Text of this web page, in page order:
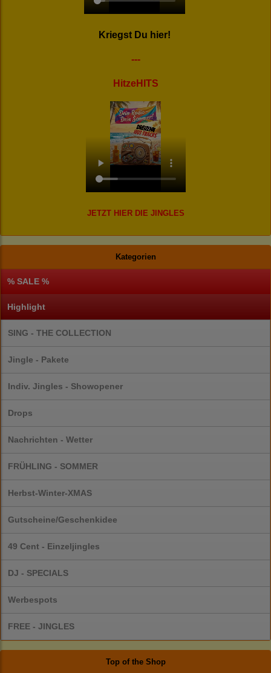
Kriegst Du hier!
---
HitzeHITS
JETZT HIER DIE JINGLES
Kategorien
% SALE %
Highlight
SING - THE COLLECTION
Jingle - Pakete
Indiv. Jingles - Showopener
Drops
Nachrichten - Wetter
FRÜHLING - SOMMER
Herbst-Winter-XMAS
Gutscheine/Geschenkidee
49 Cent - Einzeljingles
DJ - SPECIALS
Werbespots
FREE - JINGLES
Top of the Shop